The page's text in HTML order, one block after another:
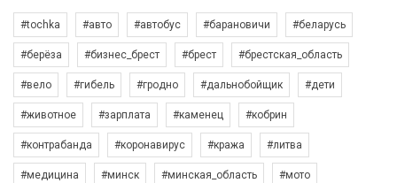
#tochka #авто #автобус #барановичи #беларусь
#берёза #бизнес_брест #брест #брестская_область
#вело #гибель #гродно #дальнобойщик #дети
#животное #зарплата #каменец #кобрин
#контрабанда #коронавирус #кража #литва
#медицина #минск #минская_область #мото